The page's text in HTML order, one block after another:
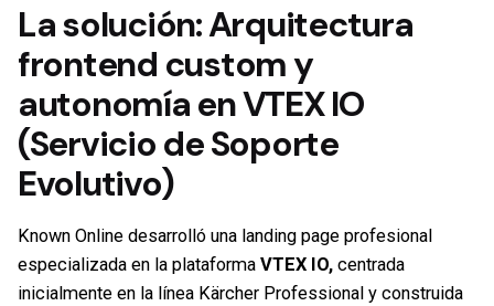
La solución: Arquitectura
frontend custom y
autonomía en VTEX IO
(Servicio de Soporte
Evolutivo)
Known Online desarrolló una landing page profesional
especializada en la plataforma VTEX IO, centrada
inicialmente en la línea Kärcher Professional y construida